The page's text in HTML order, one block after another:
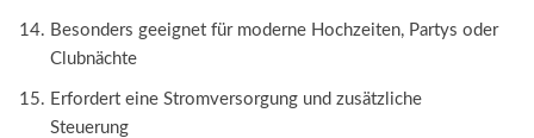
Besonders geeignet für moderne Hochzeiten, Partys oder
Clubnächte
Erfordert eine Stromversorgung und zusätzliche
Steuerung